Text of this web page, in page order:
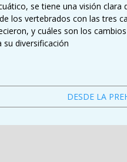
se tiene una visión clara
los vertebrados con las tres
y cuáles son los
diversificación
DESDE LA